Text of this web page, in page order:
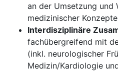
an der Umsetzung und
medizinischer
Interdisziplinäre
fachübergreifend mit
(inkl. neurologischer
Medizin/Kardiologie